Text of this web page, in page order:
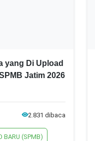
yang Di Upload
Jatim 2026
2.831 dibaca
BARU (SPMB)